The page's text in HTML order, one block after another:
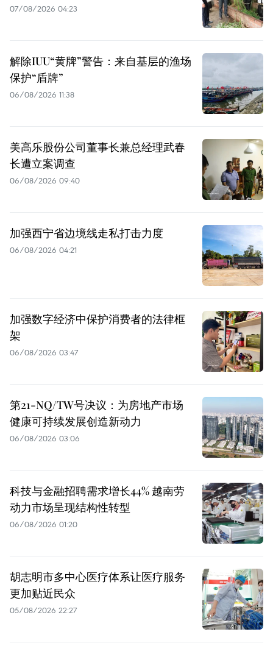
07/08/2026 04:23
解除IUU“黄牌”警告：来自基层的渔场
保护“盾牌”
06/08/2026 11:38
美高乐股份公司董事长兼总经理武春
长遭立案调查
06/08/2026 09:40
加强西宁省边境线走私打击力度
06/08/2026 04:21
加强数字经济中保护消费者的法律框
架
06/08/2026 03:47
第21-NQ/TW号决议：为房地产市场
健康可持续发展创造新动力
06/08/2026 03:06
科技与金融招聘需求增长44% 越南劳
动力市场呈现结构性转型
06/08/2026 01:20
胡志明市多中心医疗体系让医疗服务
更加贴近民众
05/08/2026 22:27